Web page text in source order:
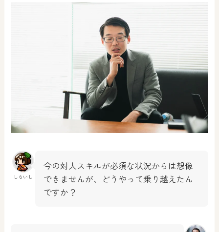
しらいし
今の対人スキルが必須な状況からは想像
できませんが、どうやって乗り越えたん
ですか？